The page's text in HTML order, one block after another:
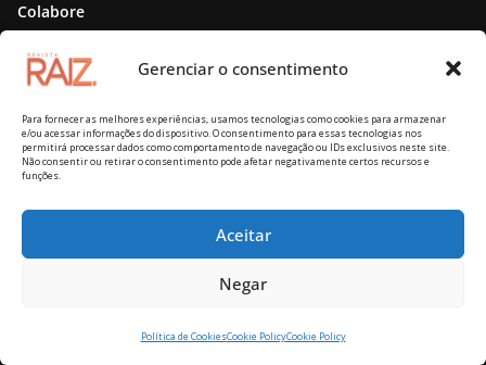
Gerenciar o consentimento
Para fornecer as melhores experiências, usamos tecnologias como cookies para armazenar
e/ou acessar informações do dispositivo. O consentimento para essas tecnologias nos
permitirá processar dados como comportamento de navegação ou IDs exclusivos neste site.
Não consentir ou retirar o consentimento pode afetar negativamente certos recursos e
funções.
Aceitar
Negar
Política de CookiesCookie PolicyCookie Policy
Colabore
Contato
Seu e-mail (obrigatório)